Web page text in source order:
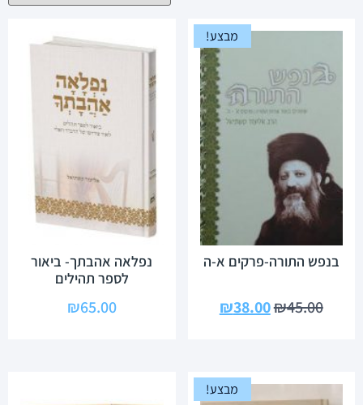
מבצע!
בנפש התורה-פרקים א-ה
₪45.00
₪38.00
נפלאה אהבתך- ביאור
לספר תהילים
₪65.00
מבצע!